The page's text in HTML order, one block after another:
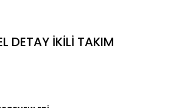
DETAY İKİLİ TAKIM